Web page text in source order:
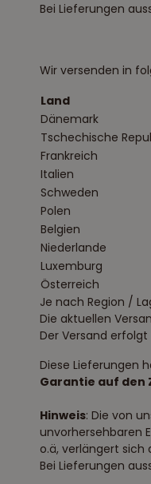
Bei Lieferungen
Wir versenden in
Land
Dänemark
Tschechische
Frankreich
Italien
Schweden
Polen
Belgien
Niederlande
Luxemburg
Österreich
Je nach Region /
Die aktuellen
Der Versand
Diese Lieferungen
Garantie auf den
Hinweis: Die von
unvorhersehbaren
o.ä, verlängert
Bei Lieferungen